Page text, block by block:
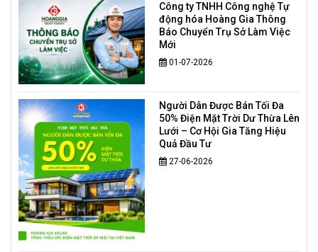
Công ty TNHH Công nghệ Tự
động hóa Hoàng Gia Thông
Báo Chuyển Trụ Sở Làm Việc
Mới
01-07-2026
Người Dân Được Bán Tối Đa
50% Điện Mặt Trời Dư Thừa Lên
Lưới – Cơ Hội Gia Tăng Hiệu
Quả Đầu Tư
27-06-2026